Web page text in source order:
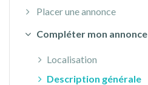
Placer une annonce
Compléter mon annonce
Localisation
Description générale